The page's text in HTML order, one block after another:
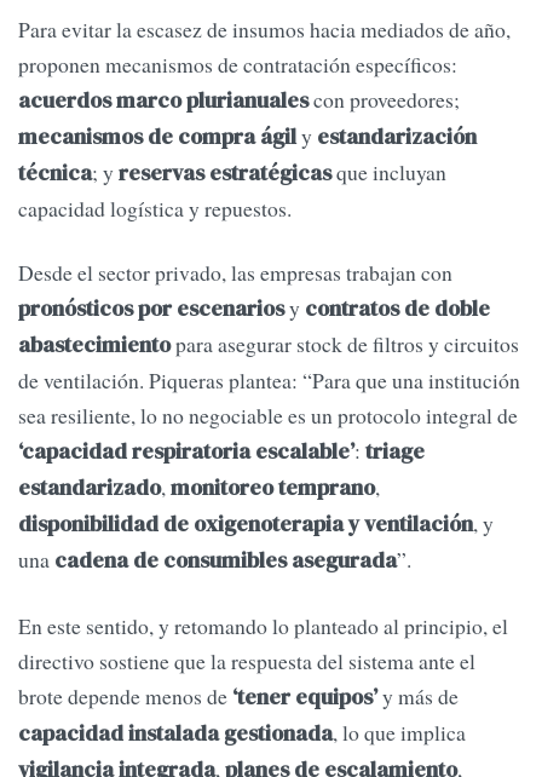
Para evitar la escasez de insumos hacia mediados de año,
proponen mecanismos de contratación específicos:
acuerdos marco plurianualescon proveedores;
mecanismos de compra ágily estandarización
técnica; y reservas estratégicasque incluyan
capacidad logística y repuestos.
Desde el sector privado, las empresas trabajan con
pronósticos por escenariosy contratos de doble
abastecimientopara asegurar stock de filtros y circuitos
de ventilación. Piqueras plantea: “Para que una institución
sea resiliente, lo no negociable es un protocolo integral de
‘capacidad respiratoria escalable’: triage
estandarizado,monitoreo temprano,
disponibilidad de oxigenoterapia y ventilación, y
una cadena de consumibles asegurada”.
En este sentido, y retomando lo planteado al principio, el
directivo sostiene que la respuesta del sistema ante el
brote depende menos de ‘tener equipos’y más de
capacidad instalada gestionada, lo que implica
vigilancia integrada,planes de escalamiento,